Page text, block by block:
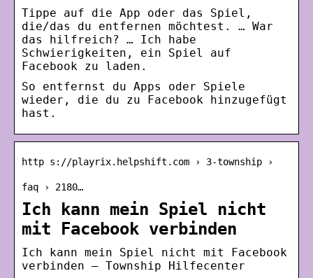
Tippe auf die App oder das Spiel,
die/das du entfernen möchtest. … War
das hilfreich? … Ich habe
Schwierigkeiten, ein Spiel auf
Facebook zu laden.
So entfernst du Apps oder Spiele
wieder, die du zu Facebook hinzugefügt
hast.
http s://playrix.helpshift.com › 3-township ›
faq › 2180…
Ich kann mein Spiel nicht
mit Facebook verbinden
Ich kann mein Spiel nicht mit Facebook
verbinden — Township Hilfecenter